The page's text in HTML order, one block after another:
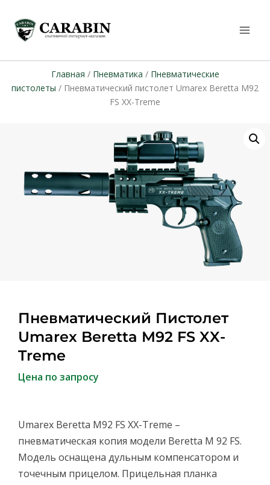
Главная / Пневматика / Пневматические
пистолеты / Пневматический пистолет Umarex Beretta M92
FS XX-Treme
Пневматический Пистолет
Umarex Beretta M92 FS XX-
Treme
Цена по запросу
Umarex Beretta M92 FS XX-Treme –
пневматическая копия модели Beretta M 92 FS.
Модель оснащена дульным компенсатором и
точечным прицелом. Прицельная планка